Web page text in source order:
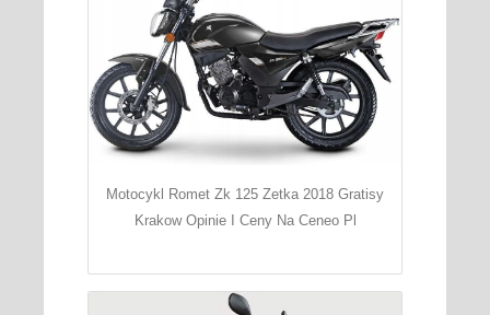
Motocykl Romet Zk 125 Zetka 2018 Gratisy
Krakow Opinie I Ceny Na Ceneo Pl